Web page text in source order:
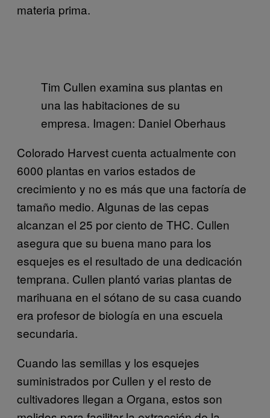
materia prima.
Tim Cullen examina sus plantas en
una las habitaciones de su
empresa. Imagen: Daniel Oberhaus
Colorado Harvest cuenta actualmente con
6000 plantas en varios estados de
crecimiento y no es más que una factoría de
tamaño medio. Algunas de las cepas
alcanzan el 25 por ciento de THC. Cullen
asegura que su buena mano para los
esquejes es el resultado de una dedicación
temprana. Cullen plantó varias plantas de
marihuana en el sótano de su casa cuando
era profesor de biología en una escuela
secundaria.
Cuando las semillas y los esquejes
suministrados por Cullen y el resto de
cultivadores llegan a Organa, estos son